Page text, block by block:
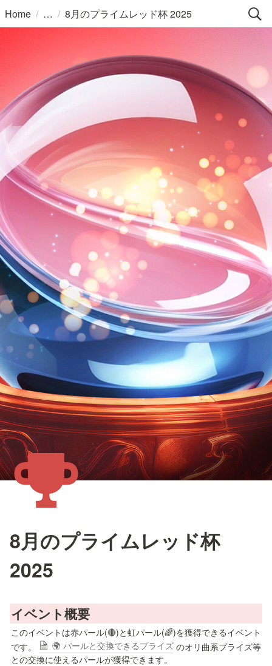
Home / / 8月のプライムレッド杯 2025
8月のプライムレッド杯
2025
イベント概要
このイベントは赤パール(🔴)と虹パール(🌈)を獲得できるイベント
です。
🌍 パールと交換できるプライズ のオリ曲系プライズ等
との交換に使えるパールが獲得できます。